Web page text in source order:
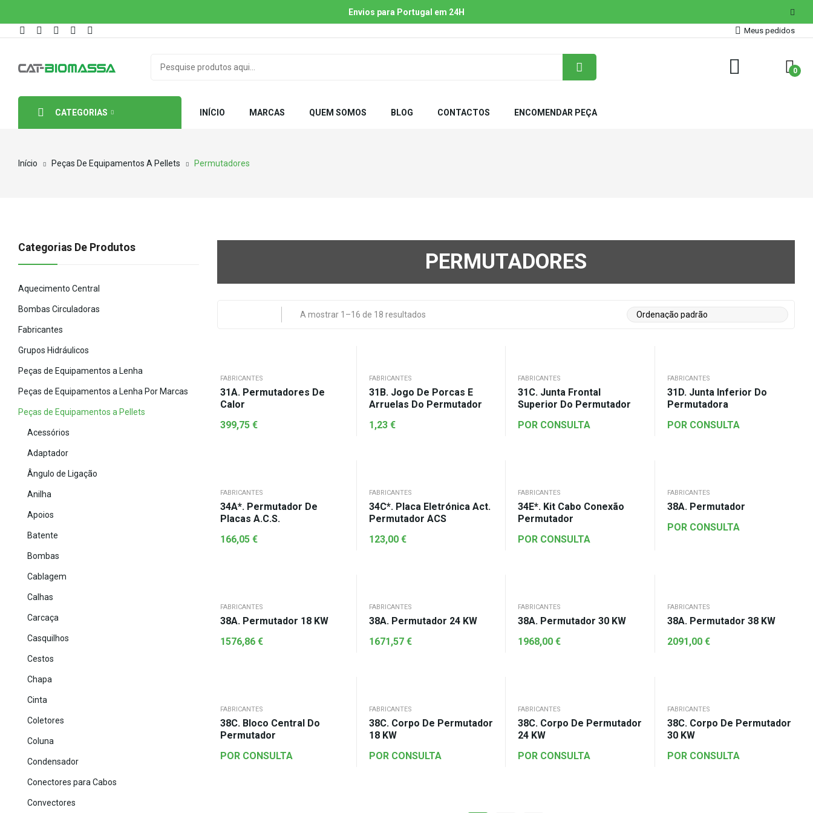
Envios para Portugal em 24H
Meus pedidos
0
CATEGORIAS INÍCIO MARCAS QUEM SOMOS BLOG CONTACTOS ENCOMENDAR PEÇA
Início Peças De Equipamentos A Pellets Permutadores
PERMUTADORES
A mostrar 1–16 de 18 resultados
FABRICANTES
31A. Permutadores De
Calor
399,75 €
FABRICANTES
31B. Jogo De Porcas E
Arruelas Do Permutador
1,23 €
FABRICANTES
31C. Junta Frontal
Superior Do Permutador
POR CONSULTA
FABRICANTES
31D. Junta Inferior Do
Permutadora
POR CONSULTA
FABRICANTES
34A*. Permutador De
Placas A.C.S.
166,05 €
FABRICANTES
34C*. Placa Eletrónica Act.
Permutador ACS
123,00 €
FABRICANTES
34E*. Kit Cabo Conexão
Permutador
POR CONSULTA
FABRICANTES
38A. Permutador
POR CONSULTA
FABRICANTES
38A. Permutador 18 KW
1576,86 €
FABRICANTES
38A. Permutador 24 KW
1671,57 €
FABRICANTES
38A. Permutador 30 KW
1968,00€
FABRICANTES
38A. Permutador 38 KW
2091,00 €
FABRICANTES
38C. Bloco Central Do
Permutador
POR CONSULTA
FABRICANTES
38C. Corpo De Permutador
18 KW
POR CONSULTA
FABRICANTES
38C. Corpo De Permutador
24 KW
POR CONSULTA
FABRICANTES
38C. Corpo De Permutador
30 KW
POR CONSULTA
Categorias De Produtos
Aquecimento Central
Bombas Circuladoras
Fabricantes
Grupos Hidráulicos
Peças de Equipamentos a Lenha
Peças de Equipamentos a Lenha Por Marcas
Peças de Equipamentos a Pellets
Acessórios
Adaptador
Ângulo de Ligação
Anilha
Apoios
Batente
Bombas
Cablagem
Calhas
Carcaça
Casquilhos
Cestos
Chapa
Cinta
Coletores
Coluna
Condensador
Conectores para Cabos
Convectores